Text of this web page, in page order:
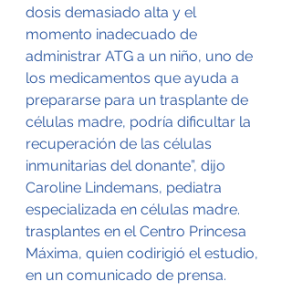
dosis demasiado alta y el
momento inadecuado de
administrar ATG a un niño, uno de
los medicamentos que ayuda a
prepararse para un trasplante de
células madre, podría dificultar la
recuperación de las células
inmunitarias del donante”, dijo
Caroline Lindemans, pediatra
especializada en células madre.
trasplantes en el Centro Princesa
Máxima, quien codirigió el estudio,
en un comunicado de prensa.